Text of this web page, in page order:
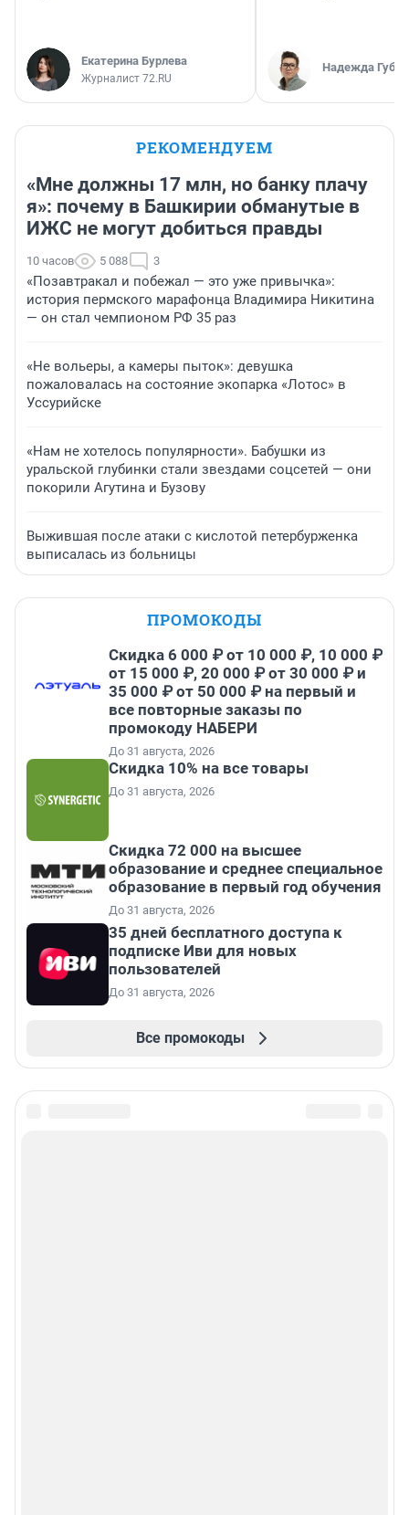
Екатерина Бурлева
Журналист 72.RU
Надежда
РЕКОМЕНДУЕМ
«Мне должны 17 млн, но банку плачу
я»: почему в Башкирии обманутые в
ИЖС не могут добиться правды
10 часов 5 088 3
«Позавтракал и побежал — это уже привычка»:
история пермского марафонца Владимира Никитина
— он стал чемпионом РФ 35 раз
«Не вольеры, а камеры пыток»: девушка
пожаловалась на состояние экопарка «Лотос» в
Уссурийске
«Нам не хотелось популярности». Бабушки из
уральской глубинки стали звездами соцсетей — они
покорили Агутина и Бузову
Выжившая после атаки с кислотой петербурженка
выписалась из больницы
ПРОМОКОДЫ
Скидка 6 000 ₽ от 10 000 ₽, 10 000 ₽
от 15 000 ₽, 20 000 ₽ от 30 000 ₽ и
35 000 ₽ от 50 000 ₽ на первый и
все повторные заказы по
промокоду НАБЕРИ
До 31 августа, 2026
Скидка 10% на все товары
До 31 августа, 2026
Скидка 72 000 на высшее
образование и среднее специальное
образование в первый год обучения
До 31 августа, 2026
35 дней бесплатного доступа к
подписке Иви для новых
пользователей
До 31 августа, 2026
Все промокоды